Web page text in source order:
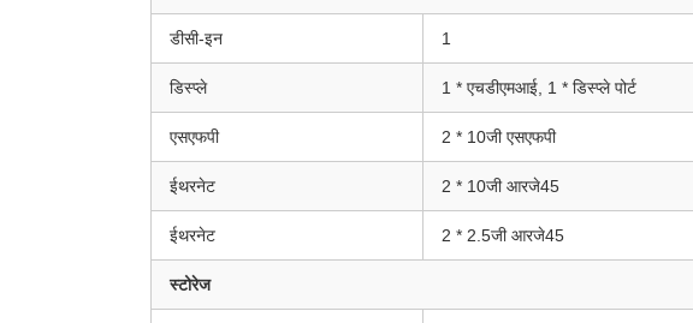
डीसी-इन 1
डिस्प्ले 1 * एचडीएमआई, 1 * डिस्प्ले पोर्ट
एसएफपी 2 * 10जी एसएफपी
ईथरनेट 2 * 10जी आरजे45
ईथरनेट 2 * 2.5जी आरजे45
स्टोरेज